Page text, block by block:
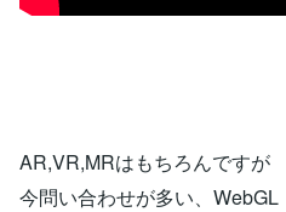
AR,VR,MRはもちろんですが
今問い合わせが多い、WebGL